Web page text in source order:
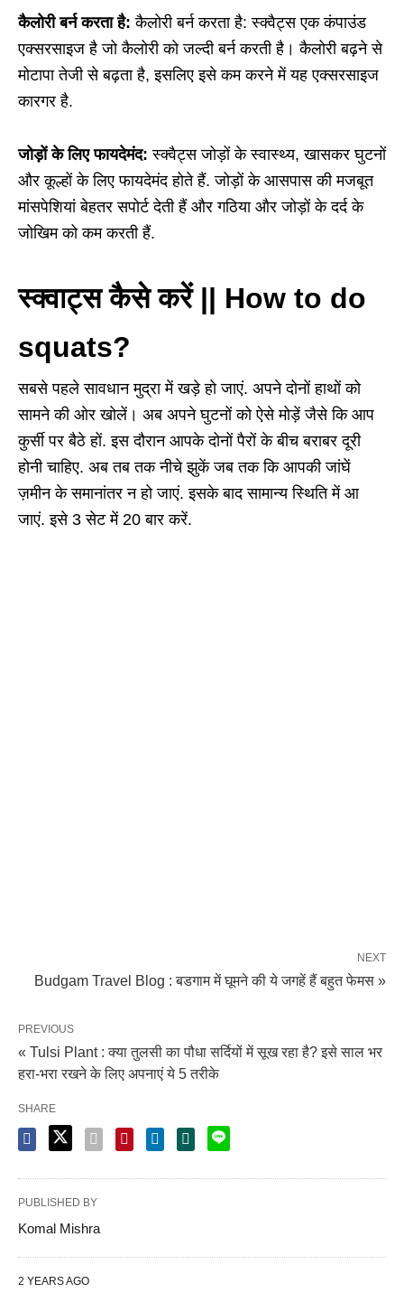
कैलोरी बर्न करता है: कैलोरी बर्न करता है: स्क्वैट्स एक कंपाउंड
एक्सरसाइज है जो कैलोरी को जल्दी बर्न करती है। कैलोरी बढ़ने से
मोटापा तेजी से बढ़ता है, इसलिए इसे कम करने में यह एक्सरसाइज
कारगर है.
जोड़ों के लिए फायदेमंद: स्क्वैट्स जोड़ों के स्वास्थ्य, खासकर घुटनों
और कूल्हों के लिए फायदेमंद होते हैं. जोड़ों के आसपास की मजबूत
मांसपेशियां बेहतर सपोर्ट देती हैं और गठिया और जोड़ों के दर्द के
जोखिम को कम करती हैं.
स्क्वाट्स कैसे करें || How to do
squats?
सबसे पहले सावधान मुद्रा में खड़े हो जाएं. अपने दोनों हाथों को
सामने की ओर खोलें। अब अपने घुटनों को ऐसे मोड़ें जैसे कि आप
कुर्सी पर बैठे हों. इस दौरान आपके दोनों पैरों के बीच बराबर दूरी
होनी चाहिए. अब तब तक नीचे झुकें जब तक कि आपकी जांघें
ज़मीन के समानांतर न हो जाएं. इसके बाद सामान्य स्थिति में आ
जाएं. इसे 3 सेट में 20 बार करें.
NEXT
Budgam Travel Blog : बडगाम में घूमने की ये जगहें हैं बहुत फेमस »
PREVIOUS
« Tulsi Plant : क्या तुलसी का पौधा सर्दियों में सूख रहा है? इसे साल भर
हरा-भरा रखने के लिए अपनाएं ये 5 तरीके
SHARE
PUBLISHED BY
Komal Mishra
2 YEARS AGO